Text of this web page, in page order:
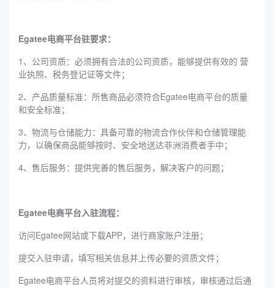
‌‌Egatee电商平台驻要求：
1、公司资质：必须拥有合法的公司资质，能够提供有效的 营
业执照、税务登记证等文件；
2、产品质量标准：所售商品必须符合‌‌Egatee电商平台的质量
和安全标准；
3、物流与仓储能力：具备可靠的物流合作伙伴和仓储管理能
力，以确保商品能够按时、安全地送达非洲消费者手中；
4、售后服务：提供完善的售后服务，解决客户的问题；
‌‌Egatee电商平台入驻流程：
访问Egatee网站或下载APP，进行商家账户注册；
提交入驻申请，填写相关信息并上传必要的资质文件；
Egatee电商平台人员将对提交的资料进行审核，审核通过后通